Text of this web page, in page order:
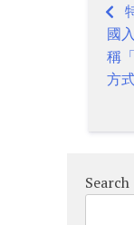
國
稱
方式
Search